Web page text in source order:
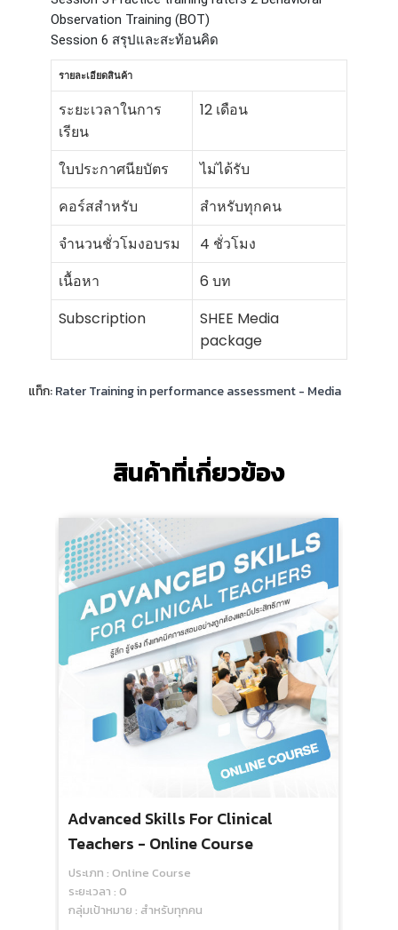
Observation Training (BOT)
Session 6 สรุปและสะท้อนคิด
รายละเอียดสินค้า
ระยะเวลาในการ
เรียน
12 เดือน
ใบประกาศนียบัตร
ไม่ได้รับ
คอร์สสำหรับ
สำหรับทุกคน
จำนวนชั่วโมงอบรม
4 ชั่วโมง
เนื้อหา
6 บท
Subscription
SHEE Media
package
แท็ก:Rater Training in performance assessment - Media
สินค้าที่เกี่ยวข้อง
Advanced Skills For Clinical
Teachers - Online Course
ประเภท : Online Course
ระยะเวลา : 0
กลุ่มเป้าหมาย : สำหรับทุกคน